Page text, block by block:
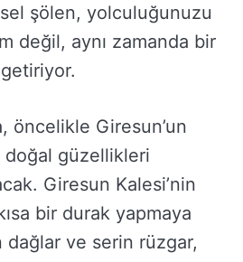
şölen, yolculuğunuzu
değil, aynı zamanda bir
öncelikle Giresun’un
doğal güzellikleri
Giresun Kalesi’nin
bir durak yapmaya
dağlar ve serin rüzgar,